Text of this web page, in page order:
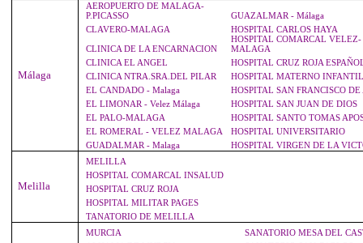
Málaga
AEROPUERTO DE MALAGA-
P.PICASSO
GUAZALMAR - Málaga
CLAVERO-MALAGA
HOSPITAL CARLOS HAYA
CLINICA DE LA ENCARNACION
HOSPITAL COMARCAL VELEZ-
MALAGA
CLINICA EL ANGEL
HOSPITAL CRUZ ROJA
CLINICA NTRA.SRA.DEL PILAR
HOSPITAL MATERNO INFANTIL
EL CANDADO - Malaga
HOSPITAL SAN FRANCISCO DE
EL LIMONAR - Velez Málaga
HOSPITAL SAN JUAN DE DIOS
EL PALO-MALAGA
HOSPITAL SANTO TOMAS
EL ROMERAL - VELEZ MALAGA
HOSPITAL UNIVERSITARIO
GUADALMAR - Malaga
HOSPITAL VIRGEN DE LA
Melilla
MELILLA
HOSPITAL COMARCAL INSALUD
HOSPITAL CRUZ ROJA
HOSPITAL MILITAR PAGES
TANATORIO DE MELILLA
MURCIA
SANATORIO MESA DEL